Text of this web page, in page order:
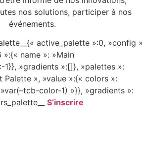
nos solutions, participer à nos
événements.
active_palette »:0, »config
name »: »Main
1}}, »gradients »:[]}, »palettes »:
Palette », »value »:{« colors »:
color-1) »}}, »gradients »:
S’inscrire